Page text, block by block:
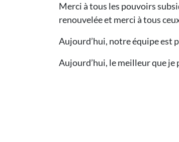
Merci à tous les pouvoirs
renouvelée et merci à tous
Aujourd’hui, notre équipe est
Aujourd’hui, le meilleur que je